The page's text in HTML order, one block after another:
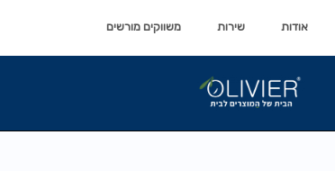
אודות שירות משווקים מורשים